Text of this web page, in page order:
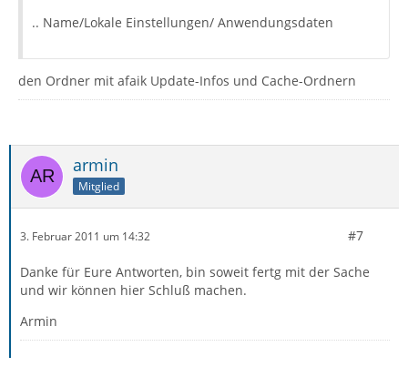
.. Name/Lokale Einstellungen/ Anwendungsdaten
den Ordner mit afaik Update-Infos und Cache-Ordnern
armin
Mitglied
3. Februar 2011 um 14:32 #7
Danke für Eure Antworten, bin soweit fertg mit der Sache
und wir können hier Schluß machen.
Armin